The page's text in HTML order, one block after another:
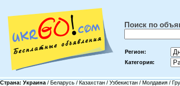
Поиск по
Регион:
Категория:
Страна: Украина / Беларусь / Казахстан / Узбекистан / Молдавия /